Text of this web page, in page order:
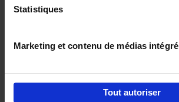
Statistiques
Marketing et contenu de médias intégré
Tout autoriser